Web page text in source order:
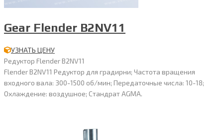
Gear Flender B2NV11
УЗНАТЬ ЦЕНУ
Редуктор Flender B2NV11
Flender B2NV11 Редуктор для градирни; Частота вращения
входного вала: 300-1500 об/мин; Передаточные числа: 10-18;
Охлаждение: воздушное; Стандрат AGMA.